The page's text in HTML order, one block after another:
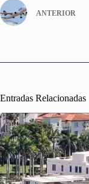
ANTERIOR
Entradas Relacionadas